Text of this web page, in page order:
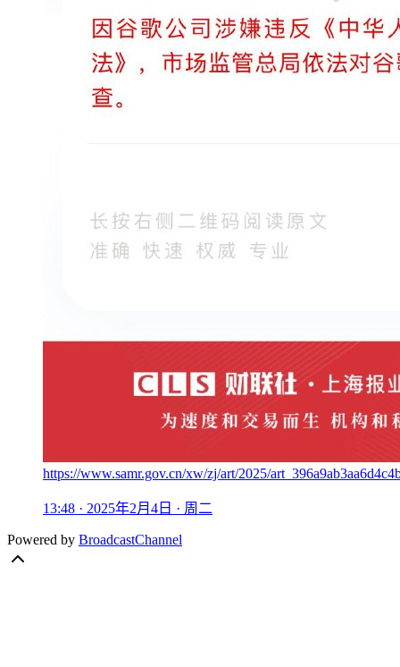
https://www.samr.gov.cn/xw/zj/art/2025/
13:48 · 2025年2月4日 · 周二
Powered by BroadcastChannel